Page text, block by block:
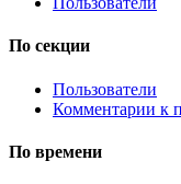
По секции
Пользователи
Комментарии к
По времени